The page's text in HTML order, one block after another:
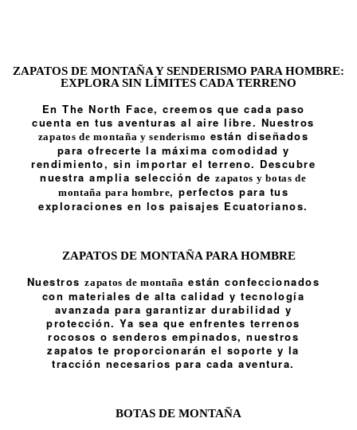
ZAPATOS DE MONTAÑA Y SENDERISMO PARA HOMBRE:
EXPLORA SIN LÍMITES CADA TERRENO
En The North Face, creemos que cada paso
cuenta en tus aventuras al aire libre. Nuestros
zapatos de montaña y senderismo están diseñados
para ofrecerte la máxima comodidad y
rendimiento, sin importar el terreno. Descubre
nuestra amplia selección dezapatos y botas de
montaña para hombre, perfectos para tus
exploraciones en los paisajes Ecuatorianos.
ZAPATOS DE MONTAÑA PARA HOMBRE
Nuestroszapatos de montaña están confeccionados
con materiales de alta calidad y tecnología
avanzada para garantizar durabilidad y
protección. Ya sea que enfrentes terrenos
rocosos o senderos empinados, nuestros
zapatos te proporcionarán el soporte y la
tracción necesarios para cada aventura.
BOTAS DE MONTAÑA